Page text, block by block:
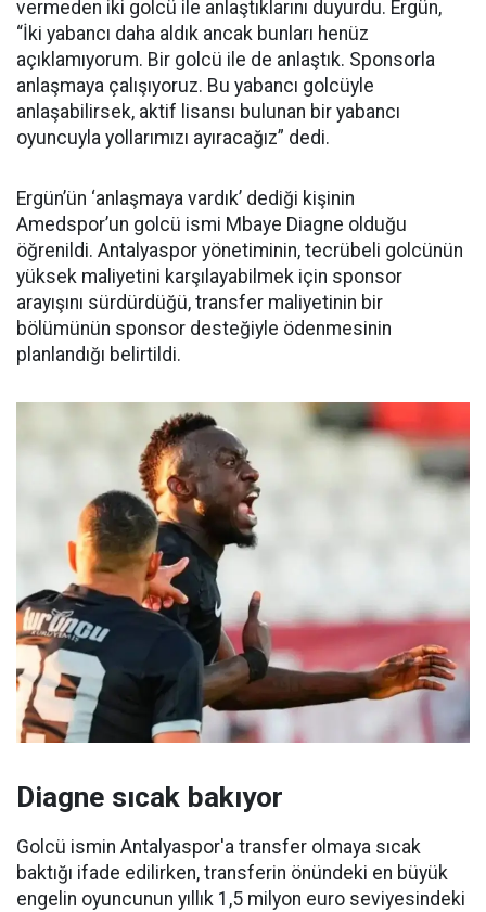
vermeden iki golcü ile anlaştıklarını duyurdu. Ergün,
“İki yabancı daha aldık ancak bunları henüz
açıklamıyorum. Bir golcü ile de anlaştık. Sponsorla
anlaşmaya çalışıyoruz. Bu yabancı golcüyle
anlaşabilirsek, aktif lisansı bulunan bir yabancı
oyuncuyla yollarımızı ayıracağız” dedi.
Ergün’ün ‘anlaşmaya vardık’ dediği kişinin
Amedspor’un golcü ismi Mbaye Diagne olduğu
öğrenildi. Antalyaspor yönetiminin, tecrübeli golcünün
yüksek maliyetini karşılayabilmek için sponsor
arayışını sürdürdüğü, transfer maliyetinin bir
bölümünün sponsor desteğiyle ödenmesinin
planlandığı belirtildi.
Diagne sıcak bakıyor
Golcü ismin Antalyaspor'a transfer olmaya sıcak
baktığı ifade edilirken, transferin önündeki en büyük
engelin oyuncunun yıllık 1,5 milyon euro seviyesindeki